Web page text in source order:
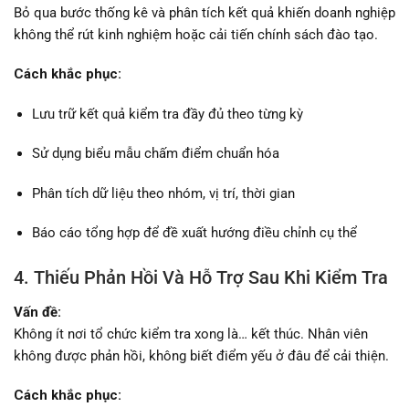
Bỏ qua bước thống kê và phân tích kết quả khiến doanh nghiệp
không thể rút kinh nghiệm hoặc cải tiến chính sách đào tạo.
Cách khắc phục:
Lưu trữ kết quả kiểm tra đầy đủ theo từng kỳ
Sử dụng biểu mẫu chấm điểm chuẩn hóa
Phân tích dữ liệu theo nhóm, vị trí, thời gian
Báo cáo tổng hợp để đề xuất hướng điều chỉnh cụ thể
4. Thiếu Phản Hồi Và Hỗ Trợ Sau Khi Kiểm Tra
Vấn đề:
Không ít nơi tổ chức kiểm tra xong là… kết thúc. Nhân viên
không được phản hồi, không biết điểm yếu ở đâu để cải thiện.
Cách khắc phục: